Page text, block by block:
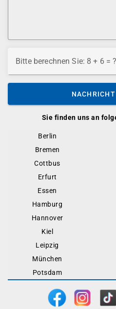
Sie finden uns an
Berlin
Bremen
Cottbus
Erfurt
Essen
Hamburg
Hannover
Kiel
Leipzig
München
Potsdam
Bitte berechnen Sie: 8 + 6 = ?
NACHRICHT